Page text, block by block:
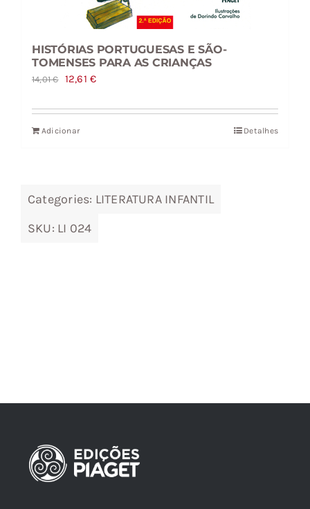
HISTÓRIAS PORTUGUESAS E SÃO-
TOMENSES PARA AS CRIANÇAS
14,01€
O
original
era:
12,61€O
atual
Adicionar Detalhes
Categories: LITERATURA INFANTIL
SKU: LI 024